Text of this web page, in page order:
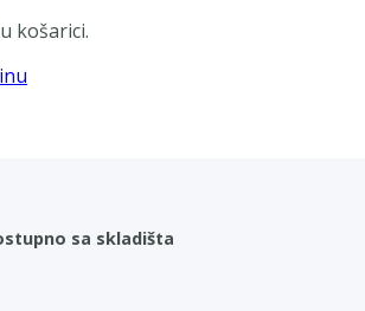
košarici.
sa skladišta